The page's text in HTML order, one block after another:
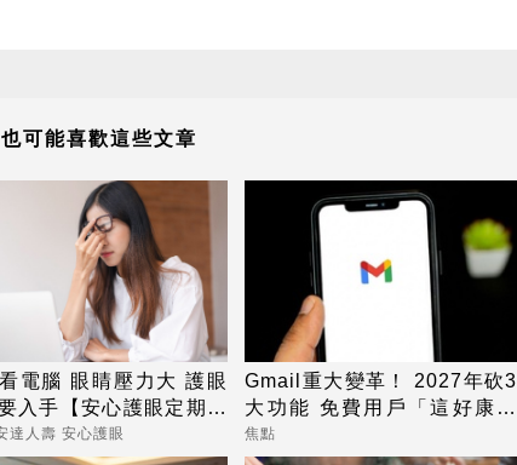
可能喜歡這些文章
看電腦 眼睛壓力大 護眼
入手【安心護眼定期眼
達人壽 安心護眼
Gmail重大變革！ 2027年砍3
大功能 免費用戶「這好康」
不能用了
焦點